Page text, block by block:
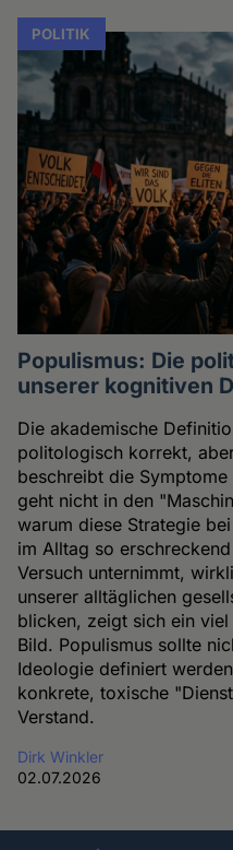
POLITIK
Populismus: Die
unserer kognitiven
Die akademische
politologisch korrekt,
beschreibt die
geht nicht in den
warum diese Strategie
im Alltag so
Versuch unternimmt,
unserer alltäglichen
blicken, zeigt sich ein
Bild. Populismus sollte
Ideologie definiert
konkrete, toxische
Verstand.
Dirk Winkler
02.07.2026